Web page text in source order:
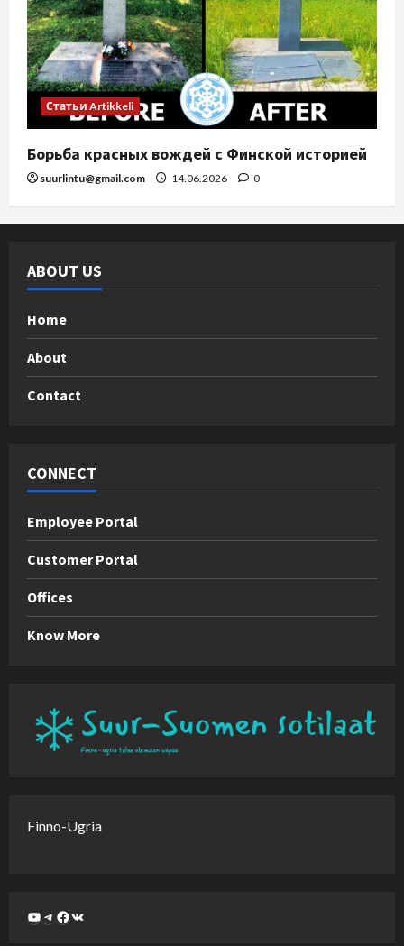
Статьи Artikkeli
Борьба красных вождей с Финской историей
suurlintu@gmail.com 14.06.2026 0
ABOUT US
Home
About
Contact
CONNECT
Employee Portal
Customer Portal
Offices
Know More
Finno-Ugria